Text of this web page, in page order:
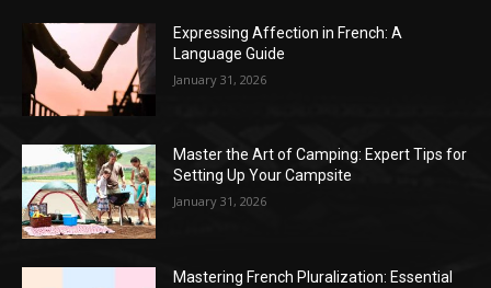
Expressing Affection in French: A
Language Guide
January 31, 2026
Master the Art of Camping: Expert Tips for
Setting Up Your Campsite
January 31, 2026
Mastering French Pluralization: Essential